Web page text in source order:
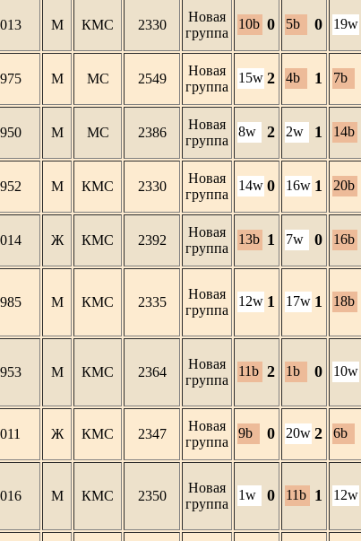
М КМС 2330
Новая
группа
10b 0 5b 0 19w
М МС 2549
Новая
группа
15w 2 4b 1 7b
М МС 2386
Новая
группа
8w 2 2w 1 14b
М КМС 2330
Новая
группа
14w 0 16w 1 20b
Ж КМС 2392
Новая
группа
13b 1 7w 0 16b
М КМС 2335
Новая
группа
12w 1 17w 1 18b
М КМС 2364
Новая
группа
11b 2 1b 0 10w
Ж КМС 2347
Новая
группа
9b 0 20w 2 6b
М КМС 2350
Новая
группа
1w 0 11b 1 12w